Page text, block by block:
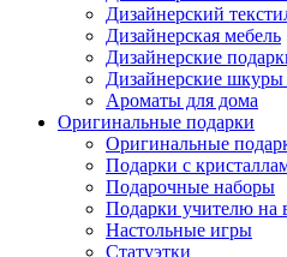
Дизайнерский
Дизайнерская мебель
Дизайнерские
Дизайнерские шкуры
Ароматы для дома
Оригинальные подарки
Оригинальные
Подарки с
Подарочные наборы
Подарки учителю на
Настольные игры
Статуэтки